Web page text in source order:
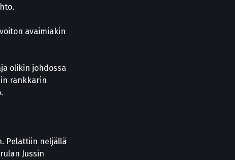
avaimiakin
olikin johdossa
rankkarin
Pelattiin neljällä
Jussin